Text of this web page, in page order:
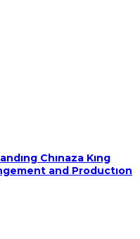
Chınaza Kıng
and Productıon